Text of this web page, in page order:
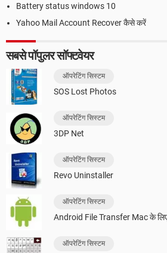
Battery status windows 10
Yahoo Mail Account Recover कैसे करें
सबसे पॉपुलर सॉफ्टवेयर
ऑपरेटिंग सिस्टम
SOS Lost Photos
ऑपरेटिंग सिस्टम
3DP Net
ऑपरेटिंग सिस्टम
Revo Uninstaller
ऑपरेटिंग सिस्टम
Android File Transfer Mac के
ऑपरेटिंग सिस्टम